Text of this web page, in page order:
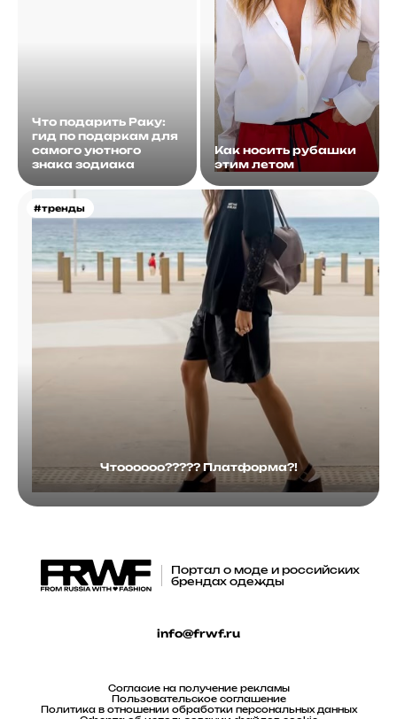
Что подарить Раку:
гид по подаркам для
самого уютного
знака зодиака
Как носить рубашки
этим летом
#тренды
Чтоооооо????? Платформа?!
Портал о моде и российских
брендах одежды
info@frwf.ru
Согласие на получение рекламы
Пользовательское соглашение
Политика в отношении обработки персональных данных